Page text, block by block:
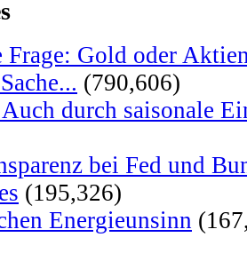
Frage: Gold oder
(790,606)
durch saisonale
bei Fed und
(195,326)
Energieunsinn